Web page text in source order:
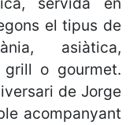
el tipus de
asiàtica,
grill o gourmet.
de Jorge
acompanyant